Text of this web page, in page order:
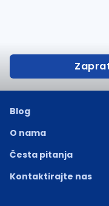
Blog
O nama
Česta pitanja
Kontaktirajte nas